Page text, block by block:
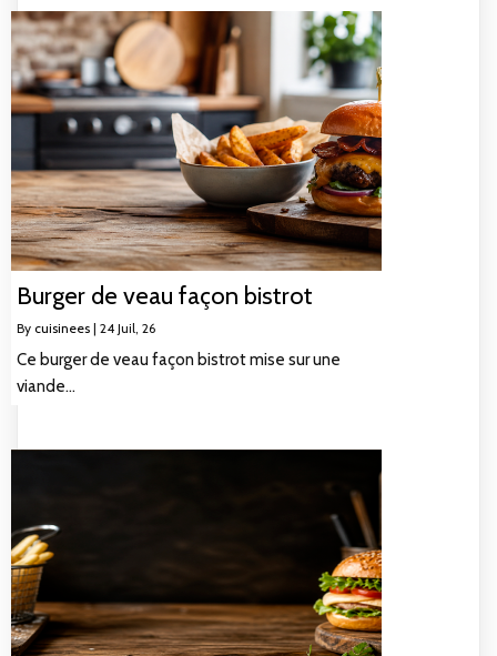
Burger de veau façon bistrot
By cuisinees | 24 Juil, 26
Ce burger de veau façon bistrot mise sur une
viande…